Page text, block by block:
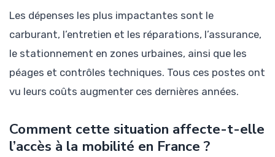
Les dépenses les plus impactantes sont le
carburant, l’entretien et les réparations, l’assurance,
le stationnement en zones urbaines, ainsi que les
péages et contrôles techniques. Tous ces postes ont
vu leurs coûts augmenter ces dernières années.
Comment cette situation affecte-t-elle
l’accès à la mobilité en France ?